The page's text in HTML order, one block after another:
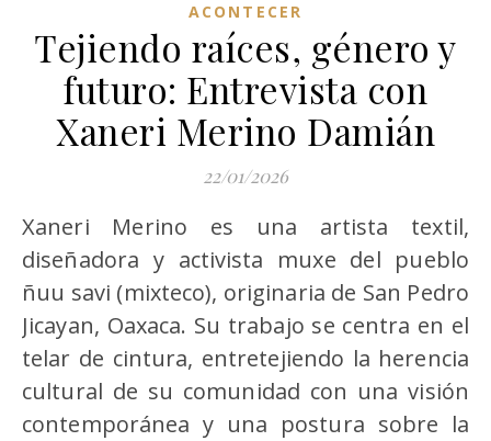
ACONTECER
Tejiendo raíces, género y
futuro: Entrevista con
Xaneri Merino Damián
22/01/2026
Xaneri Merino es una artista textil,
diseñadora y activista muxe del pueblo
ñuu savi (mixteco), originaria de San Pedro
Jicayan, Oaxaca. Su trabajo se centra en el
telar de cintura, entretejiendo la herencia
cultural de su comunidad con una visión
contemporánea y una postura sobre la